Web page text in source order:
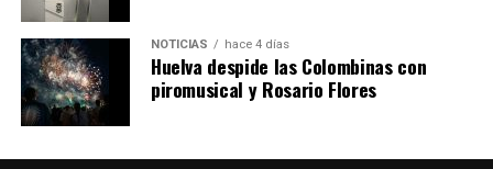
NOTICIAS hace 4 días
Huelva despide las Colombinas con
piromusical y Rosario Flores